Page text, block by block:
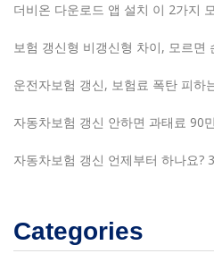
더비온 다운로드 앱 설치 이 2가지
보험 갱신형 비갱신형 차이, 모르면
운전자보험 갱신, 보험료 폭탄 피하
자동차보험 갱신 안하면 과태료 90
자동차보험 갱신 언제부터 하나요?
Categories